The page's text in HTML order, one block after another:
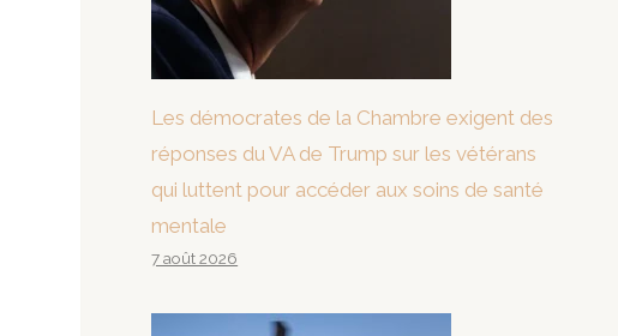
Les démocrates de la Chambre exigent des
réponses du VA de Trump sur les vétérans
qui luttent pour accéder aux soins de santé
mentale
7 août 2026